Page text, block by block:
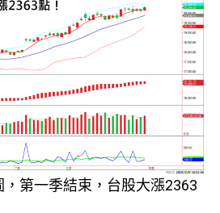
，第一季結束，台股大漲2363